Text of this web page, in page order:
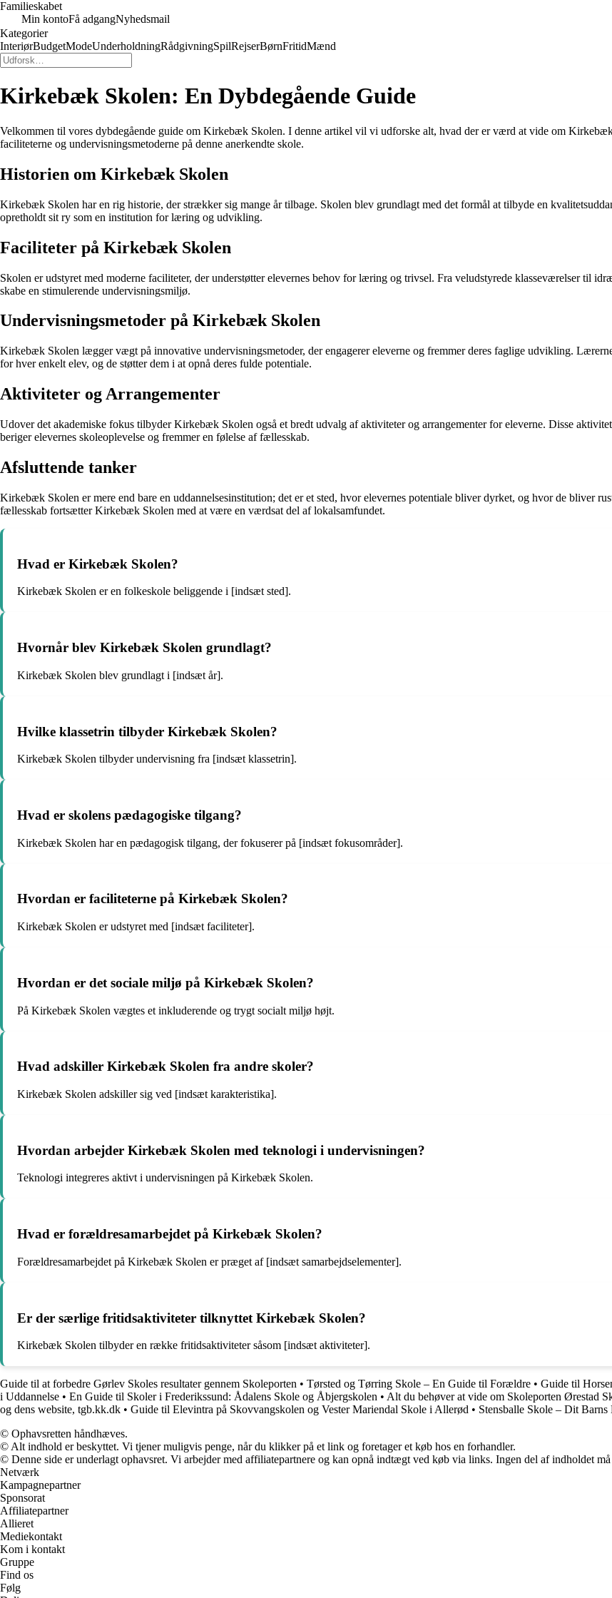
Familieskabet
Min kontoFå adgangNyhedsmail
Kategorier
InteriørBudgetModeUnderholdningRådgivningSpilRejserBørnFritidMænd
Kirkebæk Skolen: En Dybdegående Guide
Velkommen til vores dybdegående guide om Kirkebæk Skolen. I denne artikel vil vi udforske alt, hvad der er værd at vide om
faciliteterne og undervisningsmetoderne på denne anerkendte skole.
Historien om Kirkebæk Skolen
Kirkebæk Skolen har en rig historie, der strækker sig mange år tilbage. Skolen blev grundlagt med det formål at tilbyde en
opretholdt sit ry som en institution for læring og udvikling.
Faciliteter på Kirkebæk Skolen
Skolen er udstyret med moderne faciliteter, der understøtter elevernes behov for læring og trivsel. Fra veludstyrede klasseværelser til
skabe en stimulerende undervisningsmiljø.
Undervisningsmetoder på Kirkebæk Skolen
Kirkebæk Skolen lægger vægt på innovative undervisningsmetoder, der engagerer eleverne og fremmer deres faglige udvikling.
for hver enkelt elev, og de støtter dem i at opnå deres fulde potentiale.
Aktiviteter og Arrangementer
Udover det akademiske fokus tilbyder Kirkebæk Skolen også et bredt udvalg af aktiviteter og arrangementer for eleverne. Disse
beriger elevernes skoleoplevelse og fremmer en følelse af fællesskab.
Afsluttende tanker
Kirkebæk Skolen er mere end bare en uddannelsesinstitution; det er et sted, hvor elevernes potentiale bliver dyrket, og hvor de bliver
fællesskab fortsætter Kirkebæk Skolen med at være en værdsat del af lokalsamfundet.
Hvad er Kirkebæk Skolen?
Kirkebæk Skolen er en folkeskole beliggende i [indsæt sted].
Hvornår blev Kirkebæk Skolen grundlagt?
Kirkebæk Skolen blev grundlagt i [indsæt år].
Hvilke klassetrin tilbyder Kirkebæk Skolen?
Kirkebæk Skolen tilbyder undervisning fra [indsæt klassetrin].
Hvad er skolens pædagogiske tilgang?
Kirkebæk Skolen har en pædagogisk tilgang, der fokuserer på [indsæt fokusområder].
Hvordan er faciliteterne på Kirkebæk Skolen?
Kirkebæk Skolen er udstyret med [indsæt faciliteter].
Hvordan er det sociale miljø på Kirkebæk Skolen?
På Kirkebæk Skolen vægtes et inkluderende og trygt socialt miljø højt.
Hvad adskiller Kirkebæk Skolen fra andre skoler?
Kirkebæk Skolen adskiller sig ved [indsæt karakteristika].
Hvordan arbejder Kirkebæk Skolen med teknologi i undervisningen?
Teknologi integreres aktivt i undervisningen på Kirkebæk Skolen.
Hvad er forældresamarbejdet på Kirkebæk Skolen?
Forældresamarbejdet på Kirkebæk Skolen er præget af [indsæt samarbejdselementer].
Er der særlige fritidsaktiviteter tilknyttet Kirkebæk Skolen?
Kirkebæk Skolen tilbyder en række fritidsaktiviteter såsom [indsæt aktiviteter].
Guide til at forbedre Gørlev Skoles resultater gennem Skoleporten • Tørsted og Tørring Skole – En Guide til Forældre • Guide til
i Uddannelse • En Guide til Skoler i Frederikssund: Ådalens Skole og Åbjergskolen • Alt du behøver at vide om Skoleporten Ørestad
og dens website, tgb.kk.dk • Guide til Elevintra på Skovvangskolen og Vester Mariendal Skole i Allerød • Stensballe Skole – Dit
© Ophavsretten håndhæves.
© Alt indhold er beskyttet. Vi tjener muligvis penge, når du klikker på et link og foretager et køb hos en forhandler.
© Denne side er underlagt ophavsret. Vi arbejder med affiliatepartnere og kan opnå indtægt ved køb via links. Ingen del af indholdet
Netværk
Kampagnepartner
Sponsorat
Affiliatepartner
Allieret
Mediekontakt
Kom i kontakt
Gruppe
Find os
Følg